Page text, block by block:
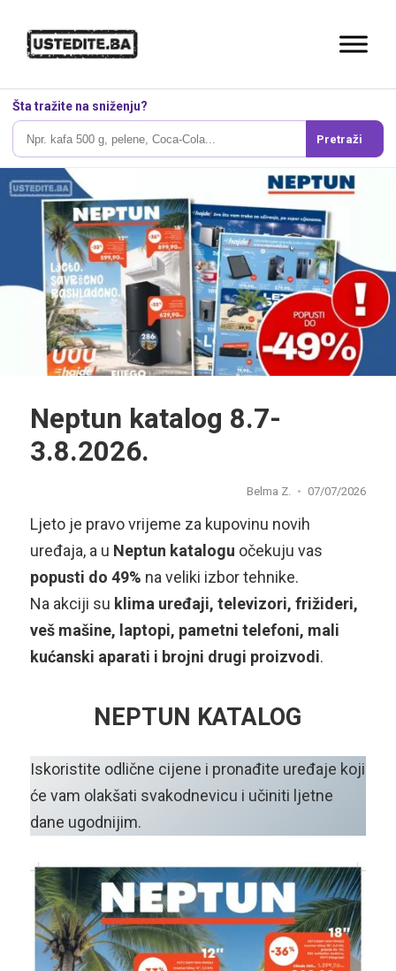
Šta tražite na sniženju?
Pretraži
Neptun katalog 8.7-
3.8.2026.
Belma Z. 07/07/2026
Ljeto je pravo vrijeme za kupovinu novih
uređaja, a u Neptun katalogu očekuju vas
popusti do 49% na veliki izbor tehnike.
Na akciji su klima uređaji, televizori, frižideri,
veš mašine, laptopi, pametni telefoni, mali
kućanski aparati i brojni drugi proizvodi.
NEPTUN KATALOG
Iskoristite odlične cijene i pronađite uređaje koji
će vam olakšati svakodnevicu i učiniti ljetne
dane ugodnijim.